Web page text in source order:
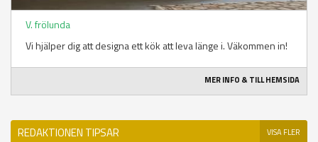
V. frölunda
Vi hjälper dig att designa ett kök att leva länge i. Väkommen in!
MER INFO & TILL HEMSIDA
REDAKTIONEN TIPSAR VISA FLER